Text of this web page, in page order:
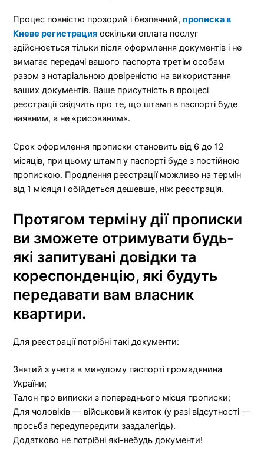
Процес повністю прозорий і безпечний,прописка в
Киеве регистрация оскільки оплата послуг
здійснюється тільки після оформлення документів і не
вимагає передачі вашого паспорта третім особам
разом з нотаріальною довіреністю на використання
ваших документів. Ваше присутність в процесі
реєстрації свідчить про те, що штамп в паспорті буде
наявним, а не «рисованим».
Срок оформлення прописки становить від 6 до 12
місяців, при цьому штамп у паспорті буде з постійною
пропискою. Продлення реєстрації можливо на термін
від 1 місяця і обійдеться дешевше, ніж реєстрація.
Протягом терміну дії прописки
ви зможете отримувати будь-
які запитувані довідки та
кореспонденцію, які будуть
передавати вам власник
квартири.
Для реєстрації потрібні такі документи:
Знятий з учета в минулому паспорті громадянина
України;
Талон про виписки з попереднього місця прописки;
Для чоловіків — військовий квиток (у разі відсутності —
просьба передупередити заздалегідь).
Додатково не потрібні які-небудь документи!